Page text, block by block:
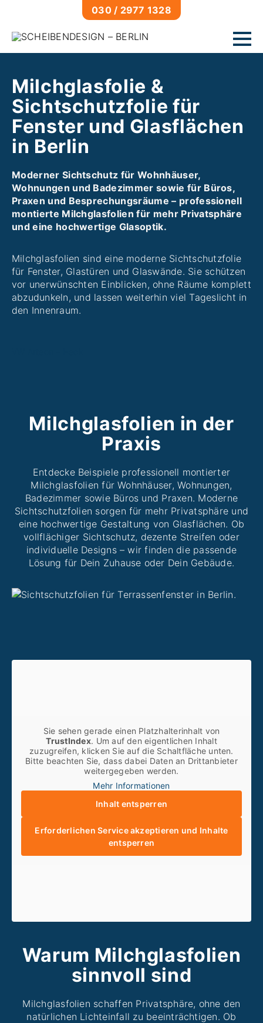
030 / 2977 1328
Autoscheibentönung
Lackfolierung
Lackschutz
Glasversiegelung
Sonnenschutzfolien
Milchglasfolien
Sicherheitsfolien
Kontakt
Milchglasfolie &
Sichtschutzfolie für
Fenster und Glasflächen
in Berlin
Moderner Sichtschutz für Wohnhäuser,
Wohnungen und Badezimmer sowie für Büros,
Praxen und Besprechungsräume – professionell
montierte Milchglasfolien für mehr Privatsphäre
und eine hochwertige Glasoptik.
Milchglasfolien sind eine moderne Sichtschutzfolie
für Fenster, Glastüren und Glaswände. Sie schützen
vor unerwünschten Einblicken, ohne Räume komplett
abzudunkeln, und lassen weiterhin viel Tageslicht in
den Innenraum.
Milchglasfolien in der
Praxis
Entdecke Beispiele professionell montierter
Milchglasfolien für Wohnhäuser, Wohnungen,
Badezimmer sowie Büros und Praxen. Moderne
Sichtschutzfolien sorgen für mehr Privatsphäre und
eine hochwertige Gestaltung von Glasflächen. Ob
vollflächiger Sichtschutz, dezente Streifen oder
individuelle Designs – wir finden die passende
Lösung für Dein Zuhause oder Dein Gebäude.
Sie sehen gerade einen Platzhalterinhalt von
TrustIndex. Um auf den eigentlichen Inhalt
zuzugreifen, klicken Sie auf die Schaltfläche unten.
Bitte beachten Sie, dass dabei Daten an Drittanbieter
weitergegeben werden.
Mehr Informationen
Inhalt entsperren
Erforderlichen Service akzeptieren und Inhalte
entsperren
Warum Milchglasfolien
sinnvoll sind
Milchglasfolien schaffen Privatsphäre, ohne den
natürlichen Lichteinfall zu beeinträchtigen. Ob